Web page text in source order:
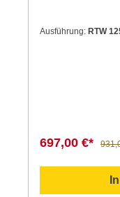
Ausführung: RTW
697,00 €*